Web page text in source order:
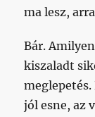
ma lesz,
Bár.
kiszaladt
jól esne, az